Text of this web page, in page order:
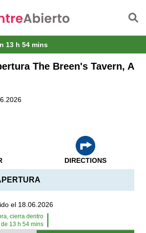
13 h 54 mins
The Breen's Tavern, A
el 18.06.2026
cierra dentro
de 13 h 54mins
DIRECTIONS